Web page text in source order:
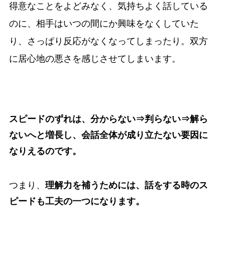
得意なことをよどみなく、気持ちよく話している
のに、相手はいつの間にか興味をなくしていた
り、さっぱり反応がなくなってしまったり。双方
に居心地の悪さを感じさせてしまいます。
スピードのずれは、分からない⇒判らない⇒解ら
ないへと増長し、会話全体が成り立たない要因に
なりえるのです。
つまり、 理解力を補うためには、話をする時のス
ピードも工夫の一つになります。